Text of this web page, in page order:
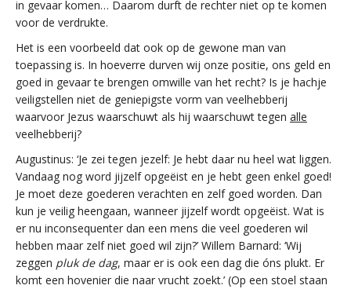
in gevaar komen… Daarom durft de rechter niet op te komen
voor de verdrukte.
Het is een voorbeeld dat ook op de gewone man van
toepassing is. In hoeverre durven wij onze positie, ons geld en
goed in gevaar te brengen omwille van het recht? Is je hachje
veiligstellen niet de geniepigste vorm van veelhebberij
waarvoor Jezus waarschuwt als hij waarschuwt tegen alle
veelhebberij?
Augustinus: ‘Je zei tegen jezelf: Je hebt daar nu heel wat liggen.
Vandaag nog word jijzelf opgeëist en je hebt geen enkel goed!
Je moet deze goederen verachten en zelf goed worden. Dan
kun je veilig heengaan, wanneer jijzelf wordt opgeëist. Wat is
er nu inconsequenter dan een mens die veel goederen wil
hebben maar zelf niet goed wil zijn?’ Willem Barnard: ‘Wij
zeggen pluk de dag, maar er is ook een dag die óns plukt. Er
komt een hovenier die naar vrucht zoekt.’ (Op een stoel staan